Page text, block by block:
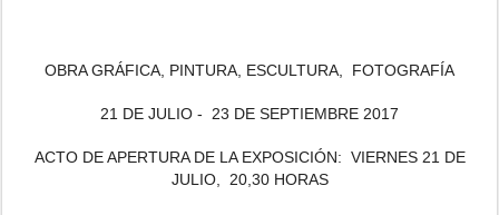
OBRA GRÁFICA, PINTURA, ESCULTURA, FOTOGRAFÍA
21 DE JULIO - 23 DE SEPTIEMBRE 2017
ACTO DE APERTURA DE LA EXPOSICIÓN: VIERNES 21 DE
JULIO, 20,30 HORAS